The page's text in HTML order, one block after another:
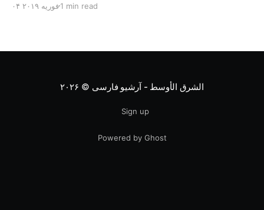
متخصص از شرکت‌های جهانی نفت و گاز در این کنفرانس
۰۴ فوریه ۲۰۱۹1 min read
الشرق الأوسط - آرشیو فارسی © ۲۰۲۶
Sign up
Powered by Ghost